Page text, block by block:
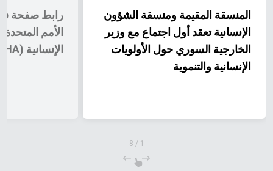
المنسقة المقيمة ومنسقة الشؤون
الإنسانية تعقد أول اجتماع مع وزير
الخارجية السوري حول الأولويات
الإنسانية والتنموية
الأمم
الإنسانية (OCHA)
1
/
8